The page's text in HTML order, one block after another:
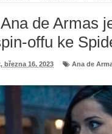
de Armas
offu ke
března 16, 2023 Ana de